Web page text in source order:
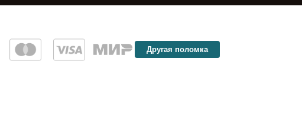
Другая поломка